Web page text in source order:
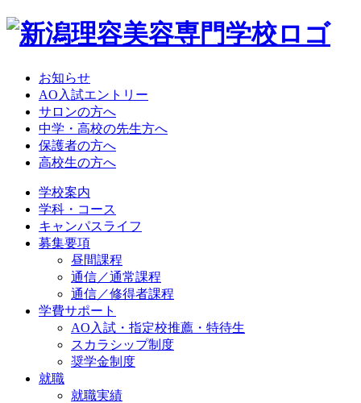
お知らせ
AO入試エントリー
サロンの方へ
中学・高校の先生方へ
保護者の方へ
高校生の方へ
学校案内
学科・コース
キャンパスライフ
募集要項
昼間課程
通信／通常課程
通信／修得者課程
学費サポート
AO入試・指定校推薦・特待生
スカラシップ制度
奨学金制度
就職
就職実績